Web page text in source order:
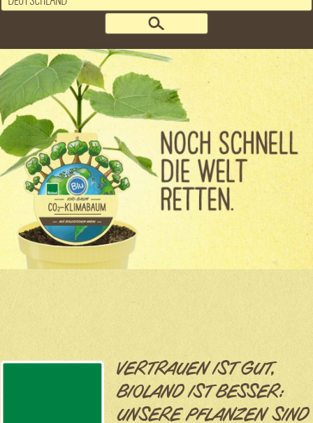
VERTRAUEN IST GUT,
BIOLAND IST BESSER:
UNSERE PFLANZEN SIND